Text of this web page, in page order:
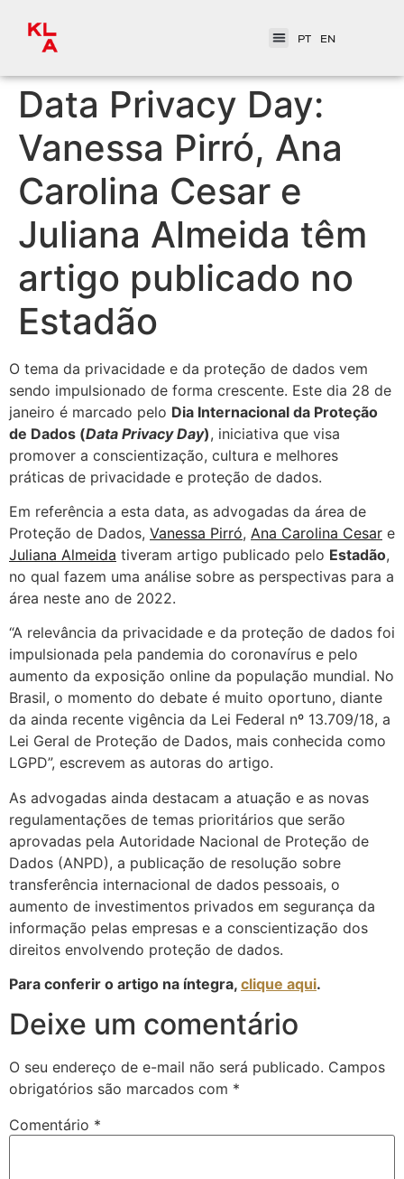
PT EN
Data Privacy Day:
Vanessa Pirró, Ana
Carolina Cesar e
Juliana Almeida têm
artigo publicado no
Estadão
O tema da privacidade e da proteção de dados vem
sendo impulsionado de forma crescente. Este dia 28 de
janeiro é marcado pelo Dia Internacional da Proteção
de Dados (Data Privacy Day), iniciativa que visa
promover a conscientização, cultura e melhores
práticas de privacidade e proteção de dados.
Em referência a esta data, as advogadas da área de
Proteção de Dados, Vanessa Pirró, Ana Carolina Cesar e
Juliana Almeida tiveram artigo publicado pelo Estadão,
no qual fazem uma análise sobre as perspectivas para a
área neste ano de 2022.
“A relevância da privacidade e da proteção de dados foi
impulsionada pela pandemia do coronavírus e pelo
aumento da exposição online da população mundial. No
Brasil, o momento do debate é muito oportuno, diante
da ainda recente vigência da Lei Federal nº 13.709/18, a
Lei Geral de Proteção de Dados, mais conhecida como
LGPD”, escrevem as autoras do artigo.
As advogadas ainda destacam a atuação e as novas
regulamentações de temas prioritários que serão
aprovadas pela Autoridade Nacional de Proteção de
Dados (ANPD), a publicação de resolução sobre
transferência internacional de dados pessoais, o
aumento de investimentos privados em segurança da
informação pelas empresas e a conscientização dos
direitos envolvendo proteção de dados.
Para conferir o artigo na íntegra, clique aqui.
Deixe um comentário
O seu endereço de e-mail não será publicado. Campos
obrigatórios são marcados com *
Comentário *